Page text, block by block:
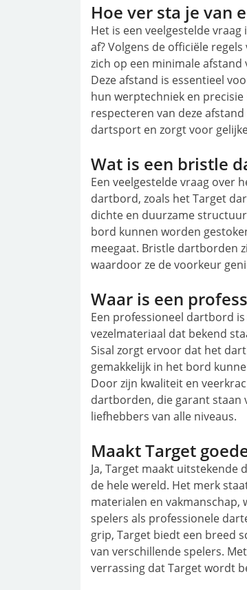
Hoe ver sta je van
Het is een veelgestelde
af? Volgens de officiële
zich op een minimale
Deze afstand is essentieel
hun werptechniek en
respecteren van deze
dartsport en zorgt voor
Wat is een bristle
Een veelgestelde vraag over
dartbord, zoals het Target
dichte en duurzame
bord kunnen worden
meegaat. Bristle dartborden
waardoor ze de voorkeur
Waar is een
Een professioneel dartbord
vezelmateriaal dat bekend
Sisal zorgt ervoor dat het
gemakkelijk in het bord
Door zijn kwaliteit en
dartborden, die garant staan
liefhebbers van alle niveaus.
Maakt Target
Ja, Target maakt
de hele wereld. Het merk
materialen en
spelers als professionele
grip, Target biedt een breed
van verschillende spelers.
verrassing dat Target wordt